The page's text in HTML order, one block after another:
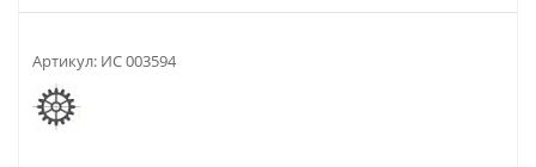
Артикул: ИС 003594